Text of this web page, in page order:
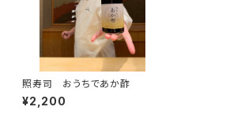
照寿司 おうちであか酢
¥2,200